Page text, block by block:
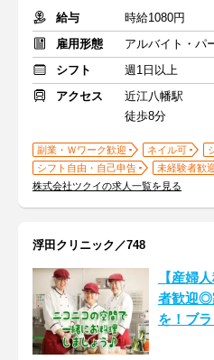
給与
時給1080円
雇用形態
アルバイト・パ
シフト
週1日以上
アクセス
近江八幡駅
徒歩8分
副業・Ｗワーク歓迎 ネイル可
シフト自由・自己申告
未経験者歓
株式会社ツクイの求人一覧を見る
浮田クリニック／748
【産婦
者歓迎◎
を！ブ